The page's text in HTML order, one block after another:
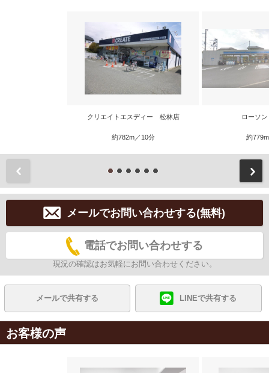
クリエイトエスディー 松林店
約782m／10分
ローソ
約
メールでお問い合わせする(無料)
電話でお問い合わせする
現況の確認はお気軽にお問い合わせください。
メールで共有する LINEで共有する
お客様の声